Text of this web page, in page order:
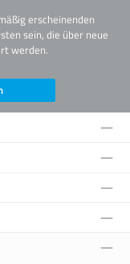
erscheinenden
sein, die über neue
werden.